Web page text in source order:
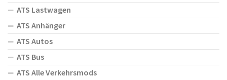
ATS Lastwagen
ATS Anhänger
ATS Autos
ATS Bus
ATS Alle Verkehrsmods